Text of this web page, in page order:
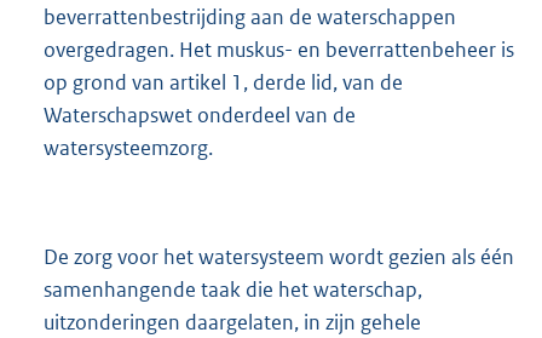
beverrattenbestrijding aan de waterschappen
overgedragen. Het muskus- en beverrattenbeheer is
op grond van artikel 1, derde lid, van de
Waterschapswet onderdeel van de
watersysteemzorg.
De zorg voor het watersysteem wordt gezien als één
samenhangende taak die het waterschap,
uitzonderingen daargelaten, in zijn gehele